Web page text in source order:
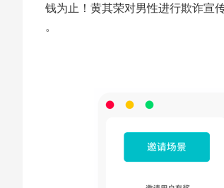
钱为止！黄其荣对男性进行欺诈宣
。